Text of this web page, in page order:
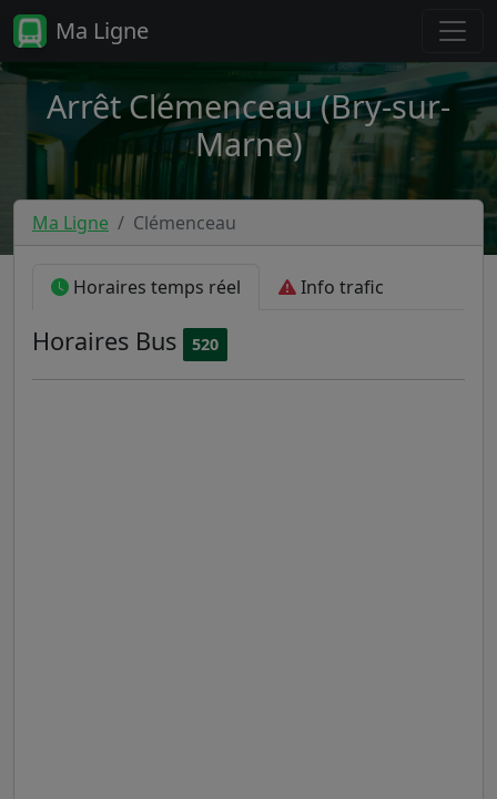
Ma Ligne
Arrêt Clémenceau (Bry-sur-
Marne)
Ma Ligne Clémenceau
Horaires temps réel Info trafic
Horaires Bus 520